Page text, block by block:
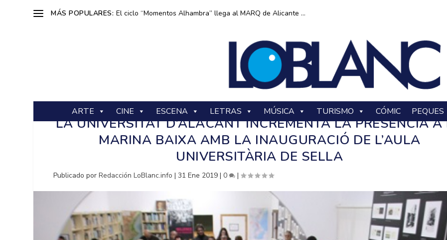
MÁS POPULARES: El ciclo “Momentos Alhambra” llega al MARQ de Alicante ...
ARTE CINE ESCENA LETRAS MÚSICA TURISMO CÓMIC PEQUES
LA UNIVERSITAT D’ALACANT INCREMENTA LA PRESÈNCIA
MARINA BAIXA AMB LA INAUGURACIÓ DE L’AULA
UNIVERSITÀRIA DE SELLA
Publicado porRedacción LoBlanc.info |31 Ene 2019 |0 |